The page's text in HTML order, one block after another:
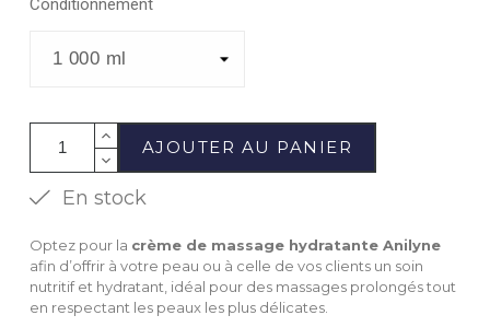
AJOUTER AU PANIER
En stock
Optez pour la crème de massage hydratante Anilyne
afin d’offrir à votre peau ou à celle de vos clients un soin
nutritif et hydratant, idéal pour des massages prolongés tout
en respectant les peaux les plus délicates.